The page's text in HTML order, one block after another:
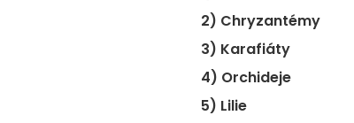
2) Chryzantémy
3) Karafiáty
4) Orchideje
5) Lilie